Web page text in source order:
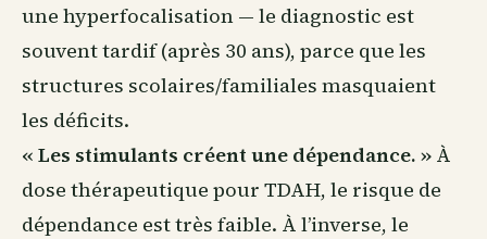
une hyperfocalisation — le diagnostic est
souvent tardif (après 30 ans), parce que les
structures scolaires/familiales masquaient
les déficits.
« Les stimulants créent une dépendance. » À
dose thérapeutique pour TDAH, le risque de
dépendance est très faible. À l’inverse, le